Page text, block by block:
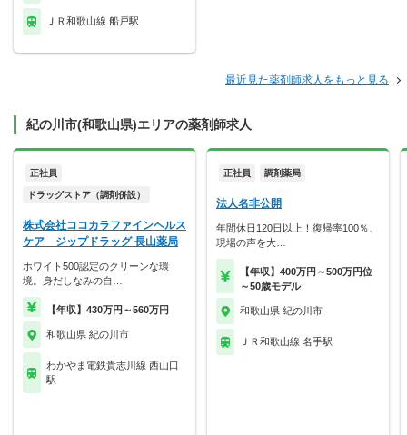
ＪＲ和歌山線 船戸駅
最近見た薬剤師求人をもっと見る
紀の川市(和歌山県)エリアの薬剤師求人
正社員
ドラッグストア（調剤併設）
株式会社ココカラファインヘルス
ケア ジップドラッグ 長山薬局
ホワイト500認定のクリーンな環
境。身だしなみの自…
【年収】430万円～560万円
和歌山県 紀の川市
わかやま電鉄貴志川線 西山口
駅
正社員 調剤薬局
法人名非公開
年間休日120日以上！復帰率100％、
現場の声を大…
【年収】400万円～500万円位
～50歳モデル
和歌山県 紀の川市
ＪＲ和歌山線 名手駅